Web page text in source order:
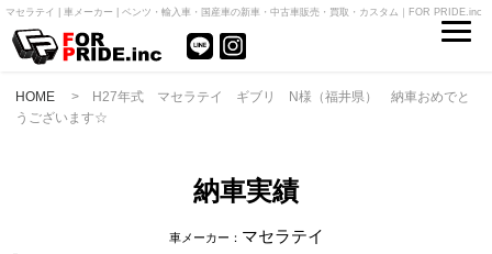
マセラテイ | 車メーカー | ベンツ・輸入車・国産車の新車・中古車販売・買取・カスタム｜FOR PRIDE.inc
HOME > H27年式 マセラテイ ギブリ N様（福井県） 納車おめでと
うございます☆
納車実績
車メーカー： マセラテイ